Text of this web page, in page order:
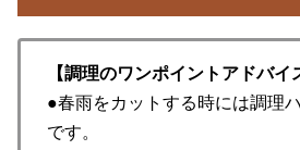
【調理のワンポイントアドバイ
●春雨をカットする時には調理
です。